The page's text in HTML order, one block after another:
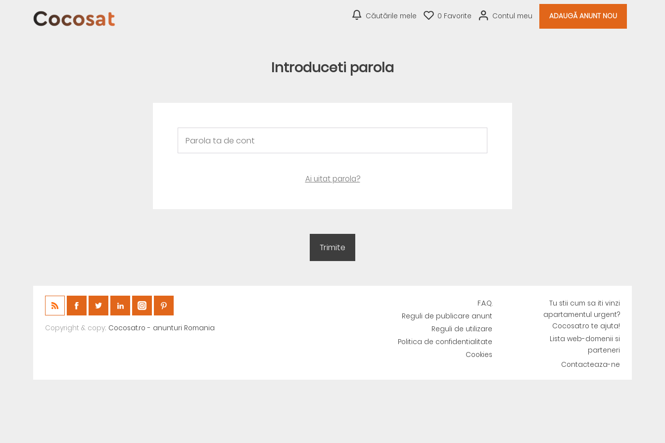
Căutările mele 0 Favorite Contul meu ADAUGĂ ANUNT NOU
Introduceti parola
Ai uitat parola?
Copyright & copy; Cocosat.ro - anunturi Romania
F.A.Q.
Reguli de publicare anunt
Reguli de utilizare
Politica de confidentialitate
Cookies
Tu stii cum sa iti vinzi
apartamentul urgent?
Cocosat.ro te ajuta!
Lista web-domenii si
parteneri
Contacteaza-ne